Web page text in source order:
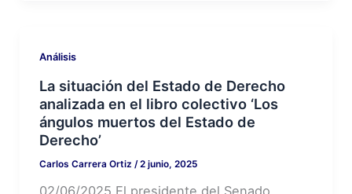
Análisis
La situación del Estado de Derecho
analizada en el libro colectivo ‘Los
ángulos muertos del Estado de
Derecho’
Carlos Carrera Ortiz /2 junio, 2025